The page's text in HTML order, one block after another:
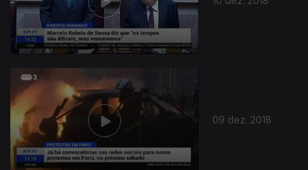
09 dez. 2018